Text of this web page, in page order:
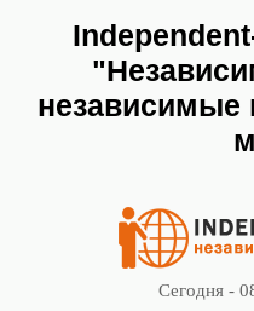
независимые
Сегодня -